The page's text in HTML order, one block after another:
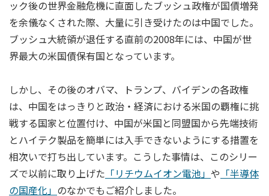
ック後の世界金融危機に直面したブッシュ政権が国債増発
を余儀なくされた際、大量に引き受けたのは中国でした。
ブッシュ大統領が退任する直前の2008年には、中国が世
界最大の米国債保有国となっています。
しかし、その後のオバマ、トランプ、バイデンの各政権
は、中国をはっきりと政治・経済における米国の覇権に挑
戦する国家と位置付け、中国が米国と同盟国から先端技術
とハイテク製品を簡単には入手できないようにする措置を
相次いで打ち出しています。こうした事情は、このシリー
ズで以前に取り上げた 「リチウムイオン電池」 や 「半導体
の国産化」 のなかでもご紹介しました。